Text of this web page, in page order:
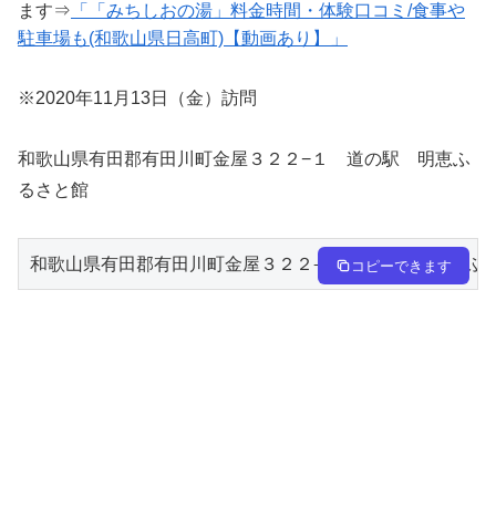
ます⇒ 「「みちしおの湯」料金時間・体験口コミ/食事や
駐車場も(和歌山県日高町)【動画あり】」
※2020年11月13日（金）訪問
和歌山県有田郡有田川町金屋３２２−１ 道の駅 明恵ふ
るさと館
和歌山県有田郡有田川町金屋３２２−１　道の駅　明恵
コピーできます